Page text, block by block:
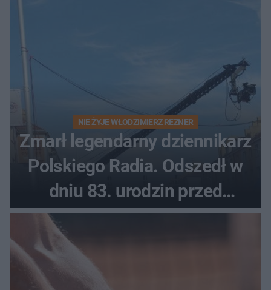
NIE ŻYJE WŁODZIMIERZ REZNER
Zmarł legendarny dziennikarz
Polskiego Radia. Odszedł w
dniu 83. urodzin przed
finałem Tour de Pologne